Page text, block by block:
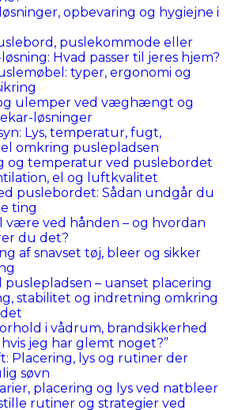
opbevaring og hygiejne i
puslekommode eller
Hvad passer til jeres hjem?
typer, ergonomi og
ulemper ved væghængt og
løsninger
Lys, temperatur, fugt,
omkring puslepladsen
og temperatur ved puslebordet
el og luftkvalitet
puslebordet: Sådan undgår du
ting
være ved hånden – og hvordan
du det?
af snavset tøj, bleer og sikker
puslepladsen – uanset placering
stabilitet og indretning omkring
i vådrum, brandsikkerhed
hvis jeg har glemt noget?”
Placering, lys og rutiner der
søvn
placering og lys ved natbleer
rutiner og strategier ved